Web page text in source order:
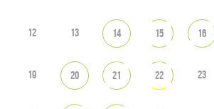
12 13 14 15 16
19 20 21 22 23